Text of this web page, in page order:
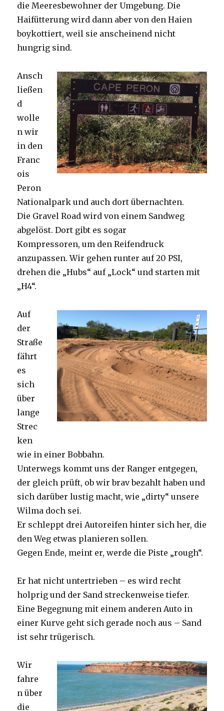
die Meeresbewohner der Umgebung. Die
Haifütterung wird dann aber von den Haien
boykottiert, weil sie anscheinend nicht
hungrig sind.
Ansch
ließen
d
wolle
n wir
in den
Franc
ois
Peron
Nationalpark und auch dort übernachten.
Die Gravel Road wird von einem Sandweg
abgelöst. Dort gibt es sogar
Kompressoren, um den Reifendruck
anzupassen. Wir gehen runter auf 20 PSI,
drehen die „Hubs“ auf „Lock“ und starten mit
„H4“.
Auf
der
Straße
fährt
es
sich
über
lange
Strec
ken
wie in einer Bobbahn.
Unterwegs kommt uns der Ranger entgegen,
der gleich prüft, ob wir brav bezahlt haben und
sich darüber lustig macht, wie „dirty“ unsere
Wilma doch sei.
Er schleppt drei Autoreifen hinter sich her, die
den Weg etwas planieren sollen.
Gegen Ende, meint er, werde die Piste „rough“.
Er hat nicht untertrieben – es wird recht
holprig und der Sand streckenweise tiefer.
Eine Begegnung mit einem anderen Auto in
einer Kurve geht sich gerade noch aus – Sand
ist sehr trügerisch.
Wir
fahre
n über
die